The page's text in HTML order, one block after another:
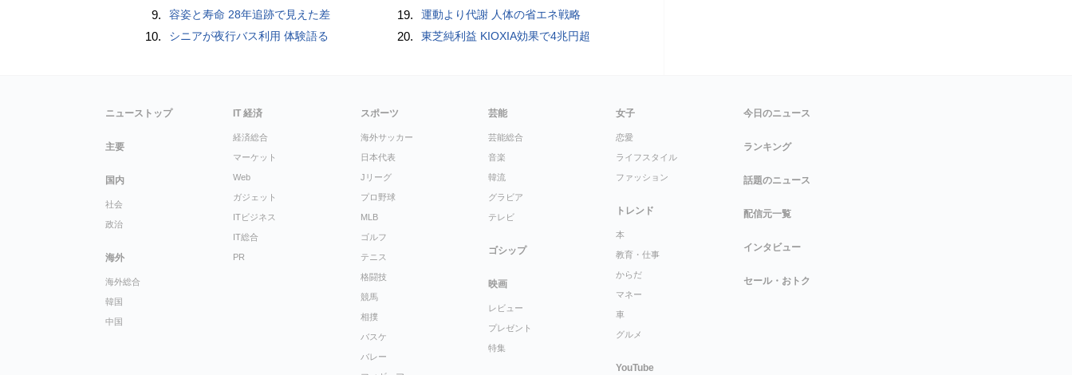
9. 容姿と寿命 28年追跡で見えた差
10. シニアが夜行バス利用 体験語る
19. 運動より代謝 人体の省エネ戦略
20. 東芝純利益 KIOXIA効果で4兆円超
ニューストップ
主要
国内
社会
政治
海外
海外総合
韓国
中国
IT 経済
経済総合
マーケット
Web
ガジェット
ITビジネス
IT総合
PR
スポーツ
海外サッカー
日本代表
Jリーグ
プロ野球
MLB
ゴルフ
テニス
格闘技
競馬
相撲
バスケ
バレー
芸能
芸能総合
音楽
韓流
グラビア
テレビ
ゴシップ
映画
レビュー
プレゼント
特集
女子
恋愛
ライフスタイル
ファッション
トレンド
本
教育・仕事
からだ
マネー
車
グルメ
YouTube
今日のニュース
ランキング
話題のニュース
配信元一覧
インタビュー
セール・おトク